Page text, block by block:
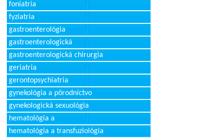
foniatria
fyziatria
gastroenterológia
gastroenterologická
gastroenterologická chirurgia
geriatria
gerontopsychiatria
gynekológia a pôrodníctvo
gynekologická sexuológia
hematológia a
hematológia a transfuziológia